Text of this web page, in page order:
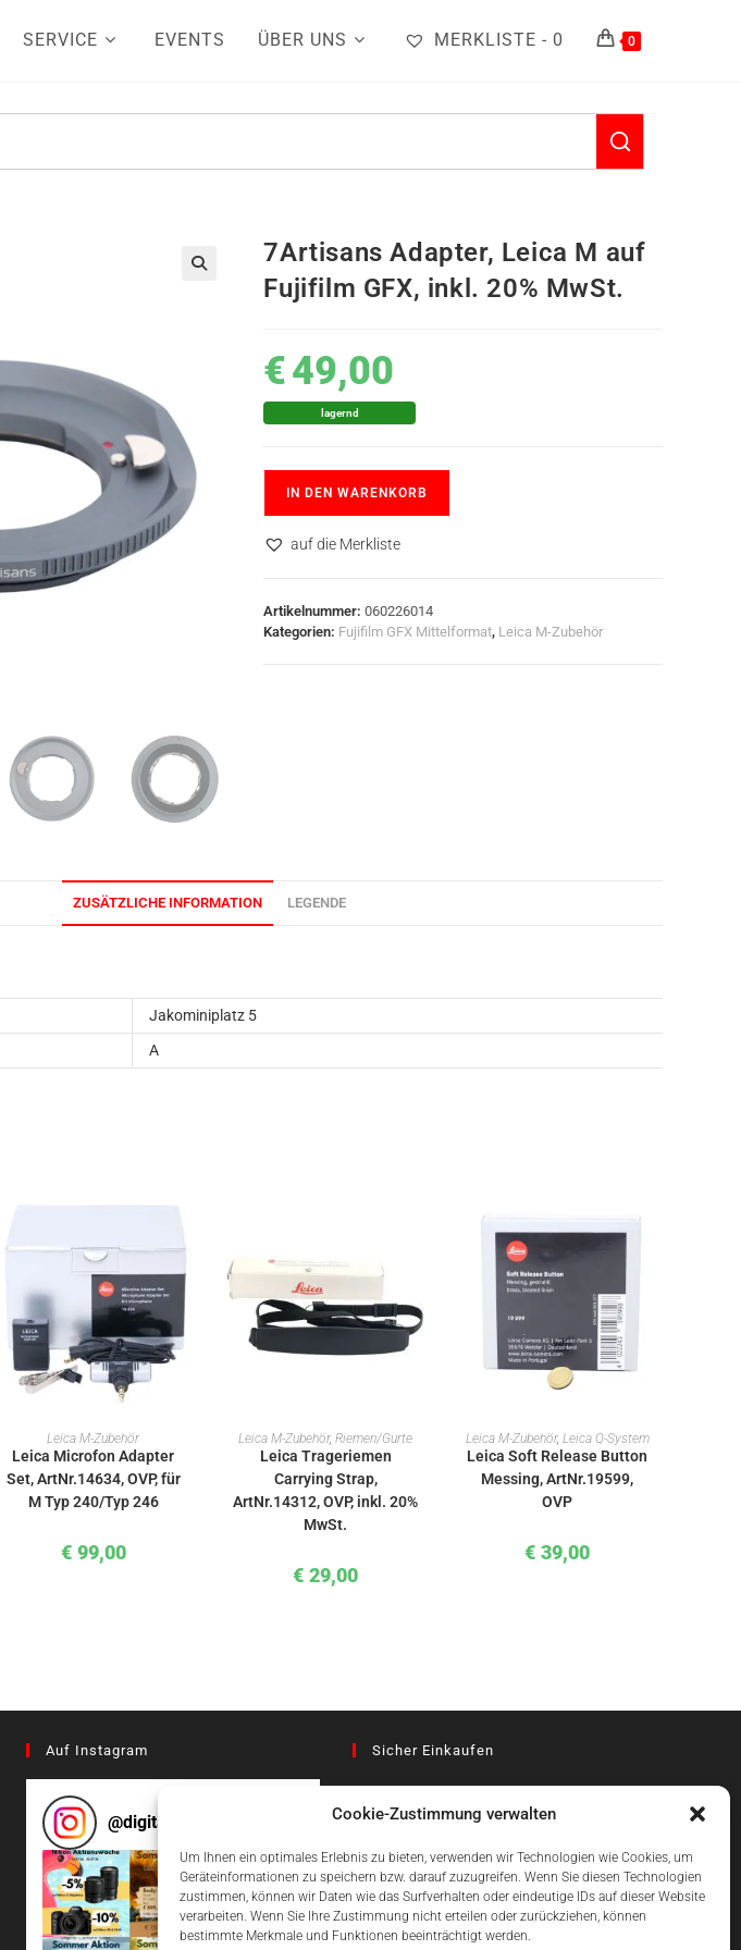
Cookie-Zustimmung verwalten
Um Ihnen ein optimales Erlebnis zu bieten, verwenden wir Technologien wie Cookies, um
Geräteinformationen zu speichern bzw. darauf zuzugreifen. Wenn Sie diesen Technologien
zustimmen, können wir Daten wie das Surfverhalten oder eindeutige IDs auf dieser Website
verarbeiten. Wenn Sie Ihre Zustimmung nicht erteilen oder zurückziehen, können
bestimmte Merkmale und Funktionen beeinträchtigt werden.
SERVICE EVENTS ÜBER UNS MERKLISTE - 0 0
7Artisans Adapter, Leica M auf
Fujifilm GFX, inkl. 20% MwSt.
€49,00
lagernd
IN DEN WARENKORB
auf die Merkliste
Artikelnummer:060226014
Kategorien: Fujifilm GFX Mittelformat, Leica M-Zubehör
ZUSÄTZLICHE INFORMATION LEGENDE
Jakominiplatz 5
A
IN DEN WARENKORB
Leica M-Zubehör
Leica Microfon Adapter
Set, ArtNr.14634, OVP, für
M Typ 240/Typ 246
€ 99,00
IN DEN WARENKORB
Leica M-Zubehör,Riemen/Gurte
Leica Trageriemen
Carrying Strap,
ArtNr.14312, OVP, inkl. 20%
MwSt.
€ 29,00
IN DEN WARENKORB
Leica M-Zubehör, Leica Q-System
Leica Soft Release Button
Messing, ArtNr.19599,
OVP
€ 39,00
Auf Instagram
@digitalcameragraz
Sicher Einkaufen
Einfach Online Bezahlen